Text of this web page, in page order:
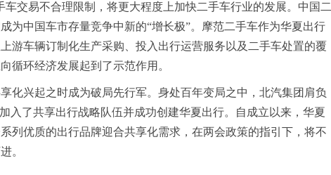
交易不合理限制，将更大程度上加快二手车行业的发展。中国二
为中国车市存量竞争中新的“增长极”。摩范二手车作为华夏出行
游车辆订制化生产采购、投入出行运营服务以及二手车处置的覆
循环经济发展起到了示范作用。
化兴起之时成为破局先行军。身处百年变局之中，北汽集团肩负
入了共享出行战略队伍并成功创建华夏出行。自成立以来，华夏
列优质的出行品牌迎合共享化需求，在两会政策的指引下，将不
。